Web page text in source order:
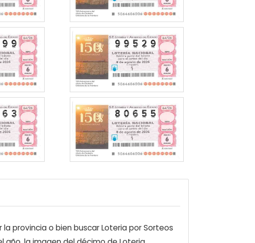
provincia o bien buscar Loteria por Sorteos